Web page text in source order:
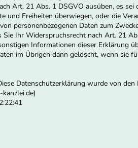
Art. 21 Abs. 1 DSGVO ausüben, es
und Freiheiten überwiegen, oder die
personenbezogenen Daten zum
Sie Ihr Widerspruchsrecht nach Art. 21
Informationen dieser Erklärung
im Übrigen dann gelöscht, wenn sie
Datenschutzerklärung wurde von